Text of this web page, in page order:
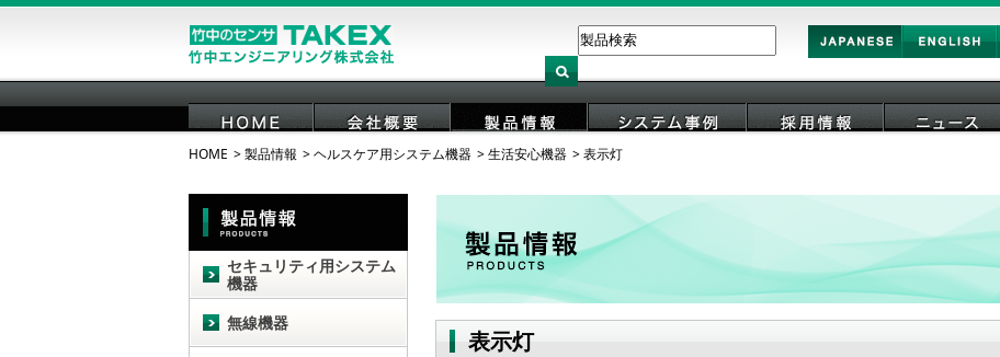
Japan English
HOME 会社概要 製品情報
HOME 製品情報 ヘルスケア用システム機器 生活安心機器 表示灯
表示灯
セキュリティ用システム
機器
無線機器